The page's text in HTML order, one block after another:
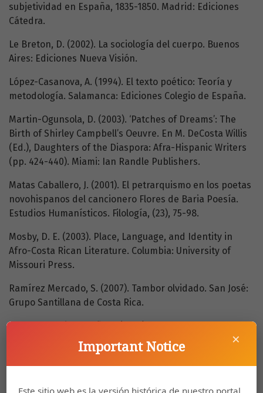
subjetividad en España, 1835-1850. Madrid: Ediciones
Cátedra.
Le Breton, D. (2002). La sociología del cuerpo. Buenos
Aires: Ediciones Nueva Visión.
López-Casanova, A. (1994). El texto poético: Teoría y
metodología. Salamanca: Ediciones Colegio de España.
Martin-Ogunsola, D. (2003). ‘Patches of Dreams’: The
Birth of Shirley Campbell’s Oeuvre. En M. DeCosta Willis
(Ed.), Daughters of the Diaspora: Afra-Hispanic Writers
(pp. 424-440). Miami: Ian Randle Publishers.
Matas Caballero, J. (2001). El petrarquismo en los poetas
novohispanos del cancionero Flores de Baria Poesía.
Estudios Humanísticos. Filología, (23), 75-98.
Mosby, D. E. (2003). Place, Language, and Identity in
Afro-Costa Rican Literature. Columbia: University of
Missouri Press.
Ramírez Mercado, S. (2007). Tambor olvidado. San José:
Grupo Santillana de Costa Rica.
Diccionario de la Lengua Española (23 ed.). [Versión
digital]. Recuperado de
https://dle.rae.es/rotundamente.
×
Important Notice
Este sitio web es la versión histórica de nuestro portal